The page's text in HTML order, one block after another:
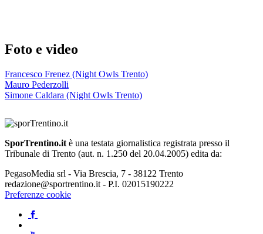
Foto e video
Francesco Frenez (Night Owls Trento)
Mauro Pederzolli
Simone Caldara (Night Owls Trento)
SporTrentino.it è una testata giornalistica registrata presso il
Tribunale di Trento (aut. n. 1.250 del 20.04.2005) edita da:
PegasoMedia srl - Via Brescia, 7 - 38122 Trento
redazione@sportrentino.it - P.I. 02015190222
Preferenze cookie